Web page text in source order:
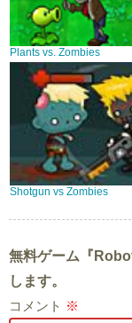
Plants vs. Zombies
Shotgun vs Zombies
無料ゲーム『
します。
コメント ※